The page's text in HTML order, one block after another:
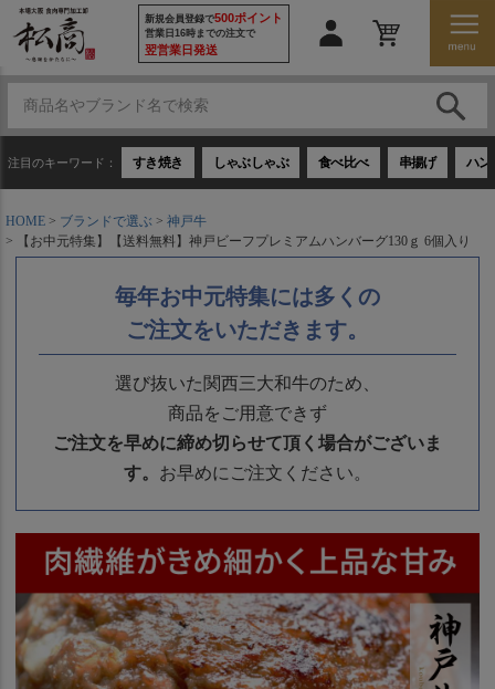
新規会員登録で500ポイント
営業日16時までの注文で
翌営業日発送
注目のキーワード： すき焼き しゃぶしゃぶ 食べ比べ 串揚げ ハン
HOME ブランドで選ぶ
神戸牛
【お中元特集】【送料無料】神戸ビーフプレミアムハンバーグ130ｇ 6個入り
毎年お中元特集には多くの
ご注文をいただきます。
選び抜いた関西三大和牛のため、
商品をご用意できず
ご注文を早めに締め切らせて頂く場合がございま
す。 お早めにご注文ください。